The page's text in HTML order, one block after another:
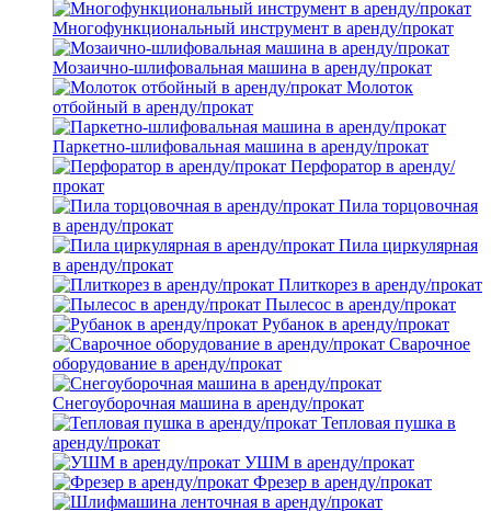
Многофункциональный инструмент в аренду/прокат
Мозаично-шлифовальная машина в аренду/прокат
Молоток
отбойный в аренду/прокат
Паркетно-шлифовальная машина в аренду/прокат
Перфоратор в аренду/
прокат
Пила торцовочная
в аренду/прокат
Пила циркулярная
в аренду/прокат
Плиткорез в аренду/прокат
Пылесос в аренду/прокат
Рубанок в аренду/прокат
Сварочное
оборудование в аренду/прокат
Снегоуборочная машина в аренду/прокат
Тепловая пушка в
аренду/прокат
УШМ в аренду/прокат
Фрезер в аренду/прокат